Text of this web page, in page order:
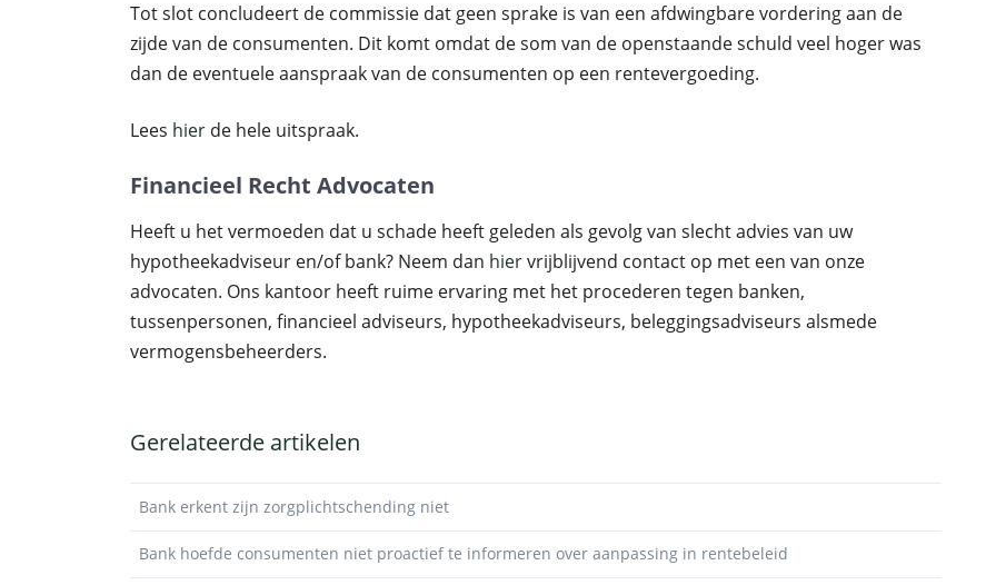
Tot slot concludeert de commissie dat geen sprake is van een afdwingbare vordering aan de
zijde van de consumenten. Dit komt omdat de som van de openstaande schuld veel hoger was
dan de eventuele aanspraak van de consumenten op een rentevergoeding.
Lees hier de hele uitspraak.
Financieel Recht Advocaten
Heeft u het vermoeden dat u schade heeft geleden als gevolg van slecht advies van uw
hypotheekadviseur en/of bank? Neem dan hiervrijblijvend contact op met een van onze
advocaten. Ons kantoor heeft ruime ervaring met het procederen tegen banken,
tussenpersonen, financieel adviseurs, hypotheekadviseurs, beleggingsadviseurs alsmede
vermogensbeheerders.
Gerelateerde artikelen
Bank erkent zijn zorgplichtschending niet
Bank hoefde consumenten niet proactief te informeren over aanpassing in rentebeleid